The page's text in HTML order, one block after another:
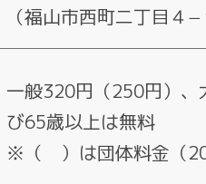
（福山市西町二丁目４
一般320円（250円）
び65歳以上は無料
※（ ）は団体料金（20